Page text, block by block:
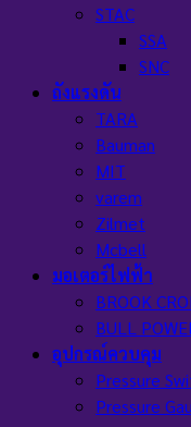
STAC
SSA
SNC
ถังแรงดัน
TARA
Bauman
MIT
varem
Zilmet
Mcbell
มอเตอร์ไฟฟ้า
BROOK
BULL
อุปกรณ์ควบคุม
Pressure
Pressure